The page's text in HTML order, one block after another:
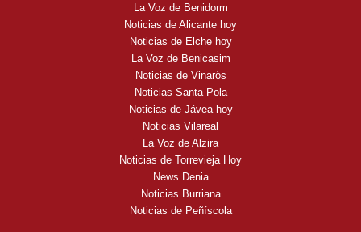
La Voz de Benidorm
Noticias de Alicante hoy
Noticias de Elche hoy
La Voz de Benicasim
Noticias de Vinaròs
Noticias Santa Pola
Noticias de Jávea hoy
Noticias Vilareal
La Voz de Alzira
Noticias de Torrevieja Hoy
News Denia
Noticias Burriana
Noticias de Peñíscola